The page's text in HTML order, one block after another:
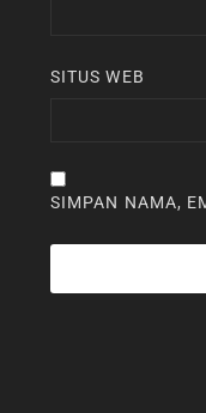
SITUS WEB
SIMPAN NAMA,